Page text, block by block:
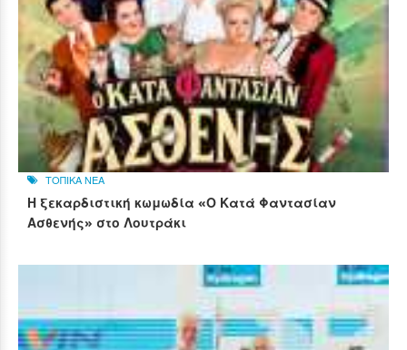
ΤΟΠΙΚΑ ΝΕΑ
Η ξεκαρδιστική κωμωδία «Ο Κατά Φαντασίαν
Ασθενής» στο Λουτράκι